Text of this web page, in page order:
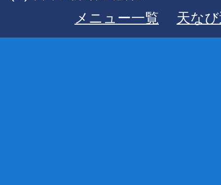
メニュー一覧
天な